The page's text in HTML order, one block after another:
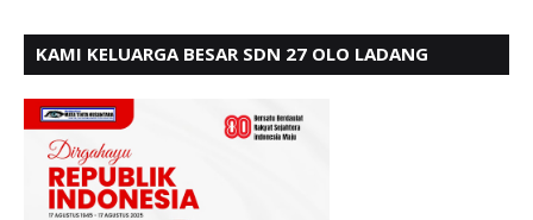
KAMI KELUARGA BESAR SDN 27 OLO LADANG